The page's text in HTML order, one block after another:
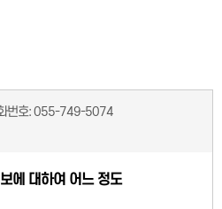
번호:055-749-5074
에 대하여 어느 정도